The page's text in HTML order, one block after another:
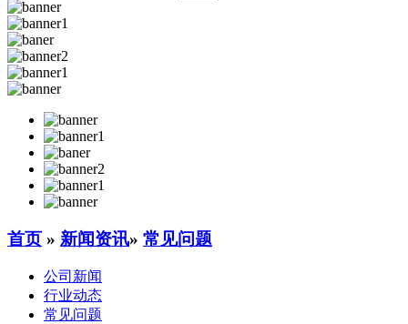
首页 » 新闻资讯» 常见问题
公司新闻
行业动态
常见问题